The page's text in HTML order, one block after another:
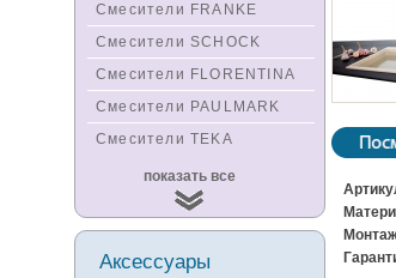
Смесители FRANKE
Смесители SCHOCK
Смесители FLORENTINA
Смесители PAULMARK
Смесители TEKA
Смесители
KUCHENSTERN
Смесители ZORG
Смесители KANTERA
показать все
Аксессуары